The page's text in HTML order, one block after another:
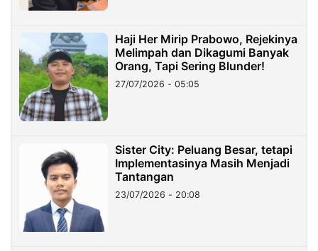
Haji Her Mirip Prabowo, Rejekinya
Melimpah dan Dikagumi Banyak
Orang, Tapi Sering Blunder!
27/07/2026 - 05:05
Sister City: Peluang Besar, tetapi
Implementasinya Masih Menjadi
Tantangan
23/07/2026 - 20:08